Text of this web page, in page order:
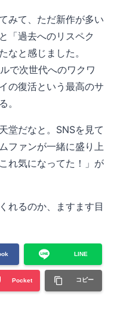
みて、ただ新作が多い
「過去へのリスペク
なと感じました。
で次世代へのワクワ
の復活という最高のサ
。
堂だなと。SNSを見て
ファンが一緒に盛り上
れ気になってた！」が
れるのか、ますます目
LINE
Pocket コピー